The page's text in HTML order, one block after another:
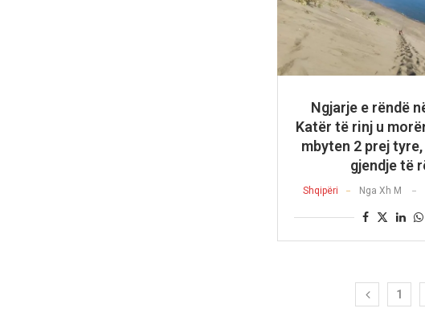
Ngjarje e rëndë
Katër të rinj u
mbyten 2 prej
gjendje të
Shqipëri Nga Xh M
1